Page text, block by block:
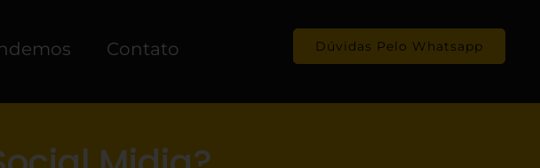
Contato Dúvidas Pelo Whatsapp